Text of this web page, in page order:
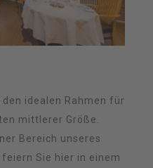
idealen Rahmen für
mittlerer Größe.
Bereich unseres
Sie hier in einem